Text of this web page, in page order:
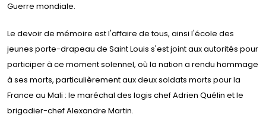
Guerre mondiale.
Le devoir de mémoire est l'affaire de tous, ainsi l'école des
jeunes porte-drapeau de Saint Louis s'est joint aux autorités pour
participer à ce moment solennel, où la nation a rendu hommage
à ses morts, particulièrement aux deux soldats morts pour la
France au Mali : le maréchal des logis chef Adrien Quélin et le
brigadier-chef Alexandre Martin.